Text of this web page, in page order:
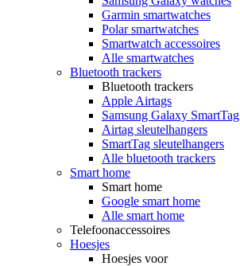
Garmin smartwatches
Polar smartwatches
Smartwatch accessoires
Alle smartwatches
Bluetooth trackers
Bluetooth trackers
Apple Airtags
Samsung Galaxy SmartTag
Airtag sleutelhangers
SmartTag sleutelhangers
Alle bluetooth trackers
Smart home
Smart home
Google smart home
Alle smart home
Telefoonaccessoires
Hoesjes
Hoesjes voor